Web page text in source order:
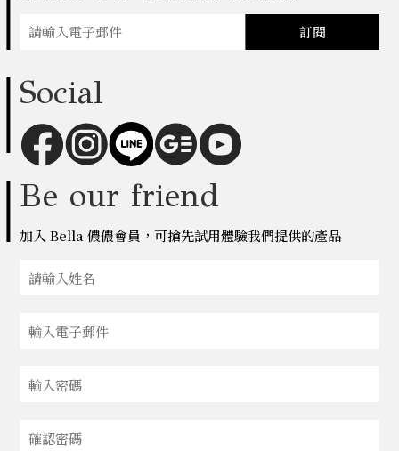
訂閱
Social
Be our friend
加入 Bella 儂儂會員，可搶先試用體驗我們提供的產品